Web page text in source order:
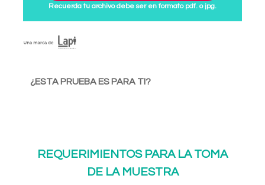
Recuerda tu archivo debe ser en formato pdf. o jpg.
¿ESTA PRUEBA ES PARA TI?
REQUERIMIENTOS PARA LA TOMA
DE LA MUESTRA